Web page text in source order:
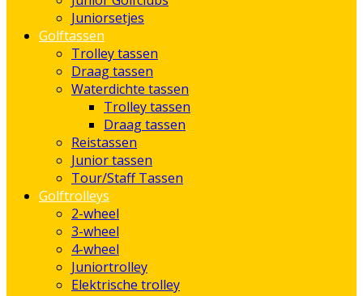
Juniorsetjes
Golftassen
Trolley tassen
Draag tassen
Waterdichte tassen
Trolley tassen
Draag tassen
Reistassen
Junior tassen
Tour/Staff Tassen
Golftrolleys
2-wheel
3-wheel
4-wheel
Juniortrolley
Elektrische trolley